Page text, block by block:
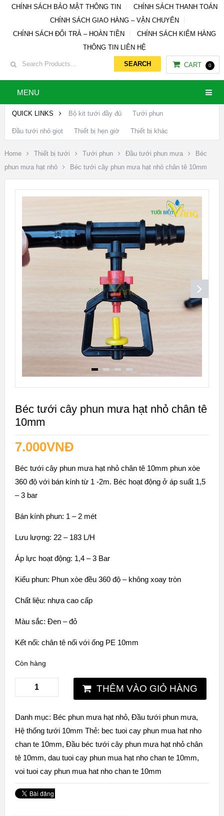
CHÍNH SÁCH BẢO MẬT THÔNG TIN
CHÍNH SÁCH THANH TOÁN
CHÍNH SÁCH GIAO HÀNG – VẬN CHUYỂN
CHÍNH SÁCH ĐỔI TRẢ – HOÀN TIỀN
CHÍNH SÁCH KIỂM HÀNG
THÔNG TIN LIÊN HỆ
CART 0
MENU
QUICK LINKS Bộ kit tưới đầy đủ Tưới phun
Đầu tưới nhỏ giọt Thiết bị hẹn giờ Thiết bị khác
Home Thiết bị tưới Tưới phun Đầu tưới phun mưa
Béc
phun mưa hạt nhỏ
Béc tưới cây phun mưa hạt nhỏ chân tê 10mm
Béc tưới cây phun mưa hạt nhỏ chân tê
10mm
7.000VNĐ
Béc tưới cây phun mưa hạt nhỏ chân tê 10mm phun xòe
360 độ với bán kính từ 1 -2m. Béc hoạt động ở áp suất 1,5
– 3 bar
Bán kính phun: 1 – 2 mét
Lưu lượng: 22 – 183 L/H
Áp lực hoạt động: 1,4 – 3 Bar
Kiểu phun: Phun xòe đều 360 độ – không xoay tròn
Chất liệu: nhựa cao cấp
Màu sắc: Đen – đỏ
Kết nối: chân tê nối với ống PE 10mm
Còn hàng
THÊM VÀO GIỎ HÀNG
Danh mục: Béc phun mưa hạt nhỏ, Đầu tưới phun mưa,
Hệ thống tưới 10mm Thẻ: bec tuoi cay phun mua hat nho
chan te 10mm, Đầu béc tưới cây phun mưa hạt nhỏ chân
tê 10mm, dau tuoi cay phun mua hạt nho chan te 10mm,
voi tuoi cay phun mua hat nho chan te 10mm